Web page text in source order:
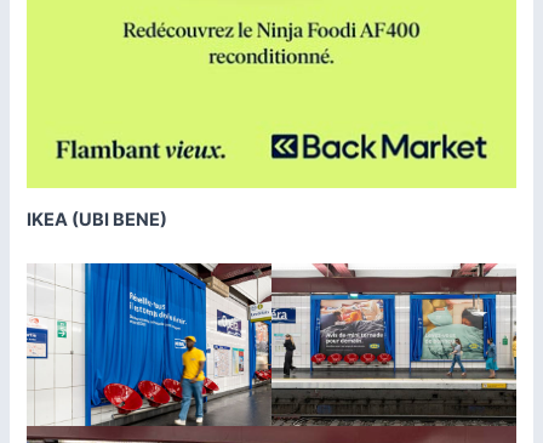
IKEA (UBI BENE)